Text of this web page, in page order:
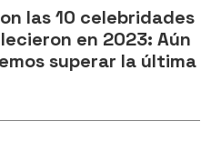
las 10 celebridades
en 2023: Aún
superar la última